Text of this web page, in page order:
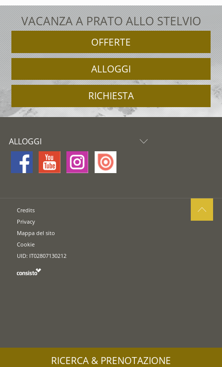
VACANZA A PRATO ALLO STELVIO
OFFERTE
ALLOGGI
RICHIESTA
ALLOGGI
Credits
Privacy
Mappa del sito
Cookie
UID: IT02807130212
RICERCA & PRENOTAZIONE